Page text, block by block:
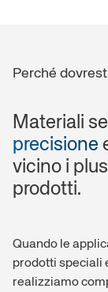
Perché
Materiali
precisione
vicino i
prodotti.
Quando le
prodotti speciali
realizziamo